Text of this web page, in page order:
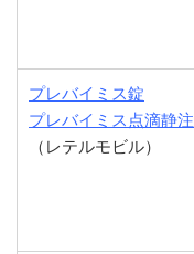
プレバイミス錠
プレバイミス点滴静注
（レテルモビル）